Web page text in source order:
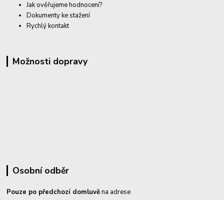
Jak ověřujeme hodnocení?
Dokumenty ke stažení
Rychlý kontakt
Možnosti dopravy
Osobní odběr
Pouze po předchozí domluvěna adrese